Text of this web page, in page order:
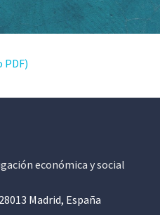
económica y social
Madrid, España